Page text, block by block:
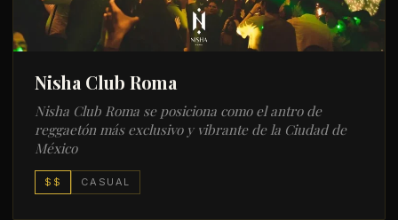
Nisha Club Roma
Nisha Club Roma se posiciona como el antro de
reggaetón más exclusivo y vibrante de la Ciudad de
México
$$ CASUAL